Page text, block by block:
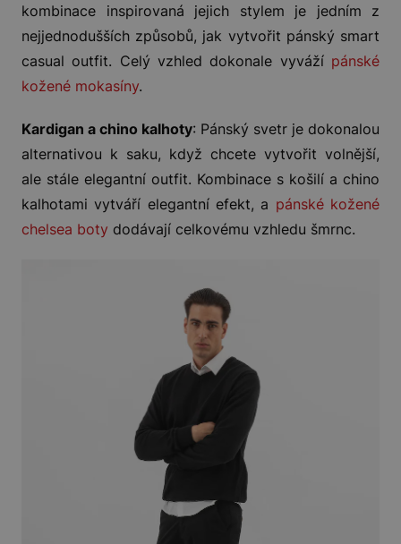
kombinace inspirovaná jejich stylem je jedním z
nejjednodušších způsobů, jak vytvořit pánský smart
casual outfit. Celý vzhled dokonale vyváží pánské
kožené mokasíny.
Kardigan a chino kalhoty: Pánský svetr je dokonalou
alternativou k saku, když chcete vytvořit volnější,
ale stále elegantní outfit. Kombinace s košilí a chino
kalhotami vytváří elegantní efekt, a pánské kožené
chelsea boty dodávají celkovému vzhledu šmrnc.